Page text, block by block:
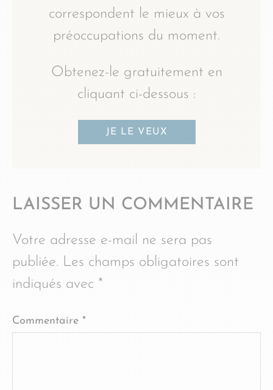
correspondent le mieux à vos
préoccupations du moment.
Obtenez-le gratuitement en
cliquant ci-dessous :
JE LE VEUX
LAISSER UN COMMENTAIRE
Votre adresse e-mail ne sera pas
publiée. Les champs obligatoires sont
indiqués avec *
Commentaire *